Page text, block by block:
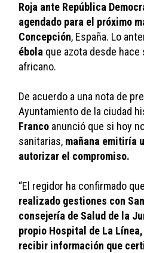
Roja ante República
agendado para el próximo
Concepción, España. Lo
ébola que azota desde hace
africano.
De acuerdo a una nota de
Ayuntamiento de la ciudad
Franco anunció que si hoy
sanitarias, mañana emitiría
autorizar el compromiso.
realizado gestiones con
consejería de Salud de la
propio Hospital de La
recibir información que